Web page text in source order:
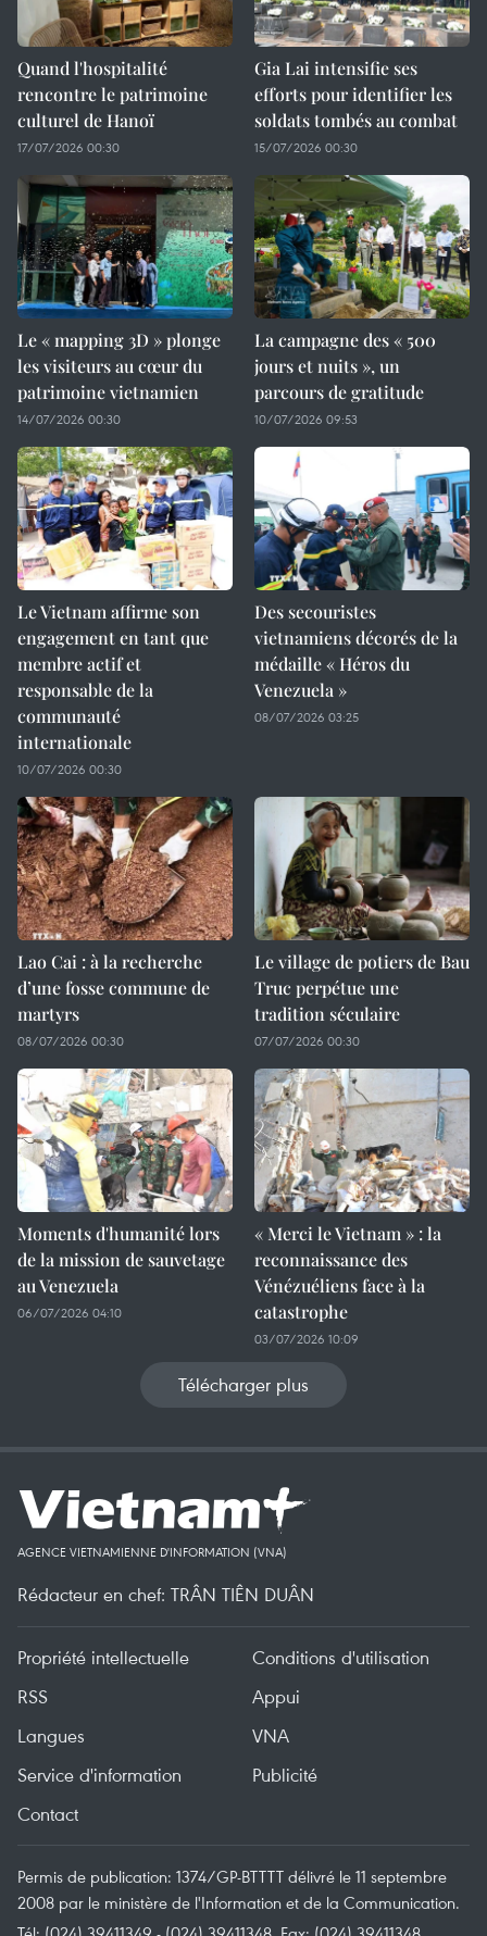
Quand l'hospitalité
rencontre le patrimoine
culturel de Hanoï
17/07/2026 00:30
Gia Lai intensifie ses
efforts pour identifier les
soldats tombés au combat
15/07/2026 00:30
Le « mapping 3D » plonge
les visiteurs au cœur du
patrimoine vietnamien
14/07/2026 00:30
La campagne des « 500
jours et nuits », un
parcours de gratitude
10/07/2026 09:53
Le Vietnam affirme son
engagement en tant que
membre actif et
responsable de la
communauté
internationale
10/07/2026 00:30
Des secouristes
vietnamiens décorés de la
médaille « Héros du
Venezuela »
08/07/2026 03:25
Lao Cai : à la recherche
d’une fosse commune de
martyrs
08/07/2026 00:30
Le village de potiers de Bau
Truc perpétue une
tradition séculaire
07/07/2026 00:30
Moments d'humanité lors
de la mission de sauvetage
au Venezuela
06/07/2026 04:10
« Merci le Vietnam » : la
reconnaissance des
Vénézuéliens face à la
catastrophe
03/07/2026 10:09
Télécharger plus
AGENCE VIETNAMIENNE D'INFORMATION (VNA)
Rédacteur en chef: TRÂN TIÊN DUÂN
Propriété intellectuelle
Conditions d'utilisation
RSS
Appui
Langues
VNA
Service d'information
Publicité
Contact
Permis de publication: 1374/GP-BTTTT délivré le 11 septembre
2008 par le ministère de l'Information et de la Communication.